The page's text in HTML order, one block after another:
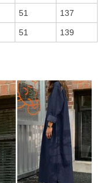
51 137
51 139